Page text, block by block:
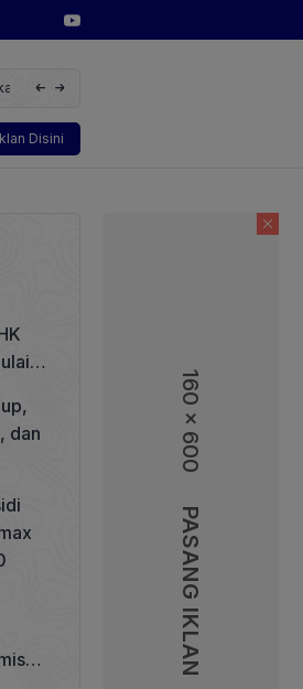
160 x 600
PASANG IKLAN
Wakil Direktur Utama PT Pelindo,
DisiniOtomotif
5
dan